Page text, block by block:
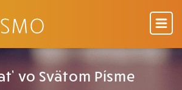
vo Svätom Písme